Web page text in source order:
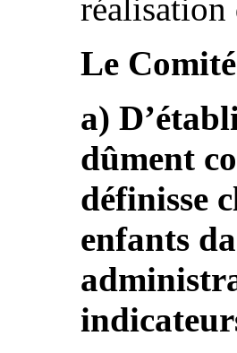
réalisation
Le
a)
dûment
définisse
enfants